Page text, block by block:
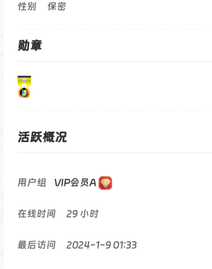
性别 保密
勋章
活跃概况
用户组 VIP会员A
在线时间 29 小时
最后访问 2024-1-9 01:33